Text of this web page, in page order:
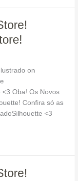
on
Oba! Os Novos
Confira só as
<3